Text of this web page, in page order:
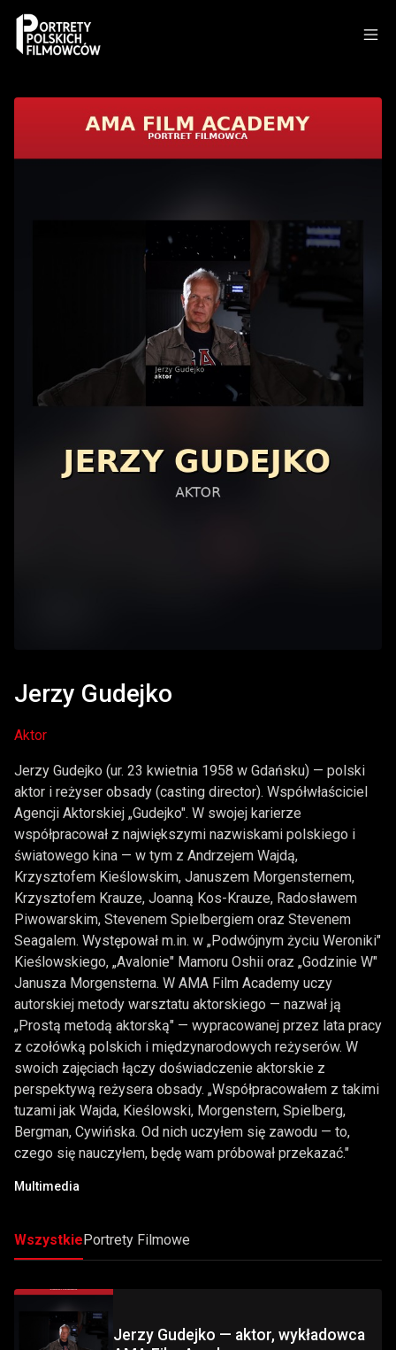
Jerzy Gudejko
Aktor
Jerzy Gudejko (ur. 23 kwietnia 1958 w Gdańsku) — polski
aktor i reżyser obsady (casting director). Współwłaściciel
Agencji Aktorskiej „Gudejko". W swojej karierze
współpracował z największymi nazwiskami polskiego i
światowego kina — w tym z Andrzejem Wajdą,
Krzysztofem Kieślowskim, Januszem Morgensternem,
Krzysztofem Krauze, Joanną Kos-Krauze, Radosławem
Piwowarskim, Stevenem Spielbergiem oraz Stevenem
Seagalem. Występował m.in. w „Podwójnym życiu Weroniki"
Kieślowskiego, „Avalonie" Mamoru Oshii oraz „Godzinie W"
Janusza Morgensterna. W AMA Film Academy uczy
autorskiej metody warsztatu aktorskiego — nazwał ją
„Prostą metodą aktorską" — wypracowanej przez lata pracy
z czołówką polskich i międzynarodowych reżyserów. W
swoich zajęciach łączy doświadczenie aktorskie z
perspektywą reżysera obsady. „Współpracowałem z takimi
tuzami jak Wajda, Kieślowski, Morgenstern, Spielberg,
Bergman, Cywińska. Od nich uczyłem się zawodu — to,
czego się nauczyłem, będę wam próbował przekazać."
Multimedia
WszystkiePortrety Filmowe
Jerzy Gudejko — aktor, wykładowca